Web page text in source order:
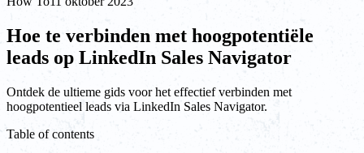
Hoe te verbinden met hoogpotentiële
leads op LinkedIn Sales Navigator
Ontdek de ultieme gids voor het effectief verbinden met
hoogpotentieel leads via LinkedIn Sales Navigator.
Table of contents